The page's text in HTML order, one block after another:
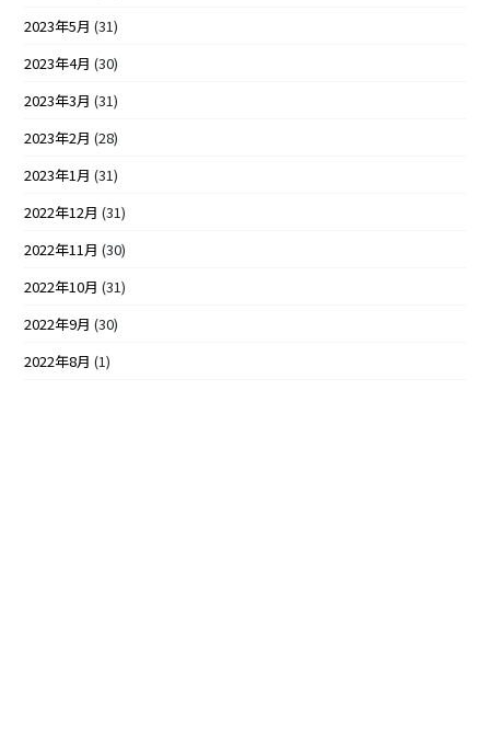
2023年5月 (31)
2023年4月 (30)
2023年3月 (31)
2023年2月 (28)
2023年1月 (31)
2022年12月 (31)
2022年11月 (30)
2022年10月 (31)
2022年9月 (30)
2022年8月 (1)